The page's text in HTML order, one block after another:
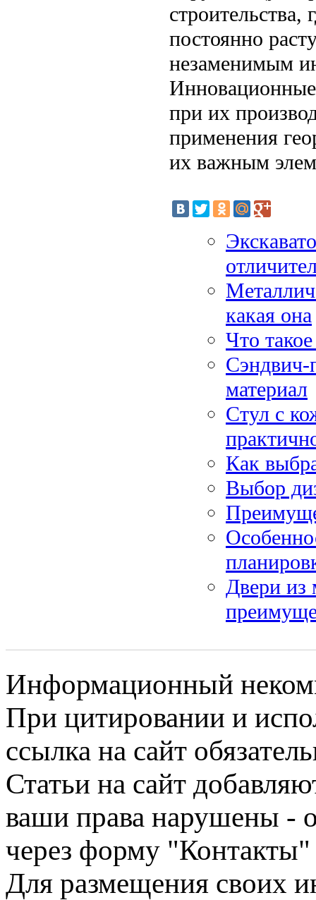
строительства,
постоянно
незаменимым
при их
применения
их важным
какая она
Что
Сэндвич-
материал
Стул с
Как
Выбор
Двери из
Информационный
При цитировании и
ссылка на сайт
Статьи на сайт
ваши права нарушены -
через форму "Контакты"
Для размещения своих